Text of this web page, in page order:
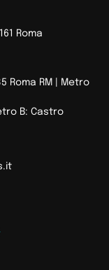
Roma
Roma RM |
Metro
B: Castro